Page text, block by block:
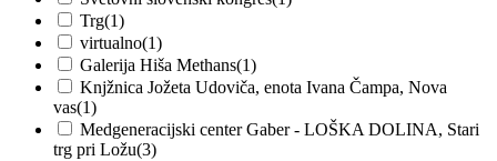
Trg(1)
virtualno(1)
Galerija Hiša Methans(1)
Knjžnica Jožeta Udoviča, enota Ivana Čampa, Nova
vas(1)
Medgeneracijski center Gaber - LOŠKA DOLINA, Stari
trg pri Ložu(3)